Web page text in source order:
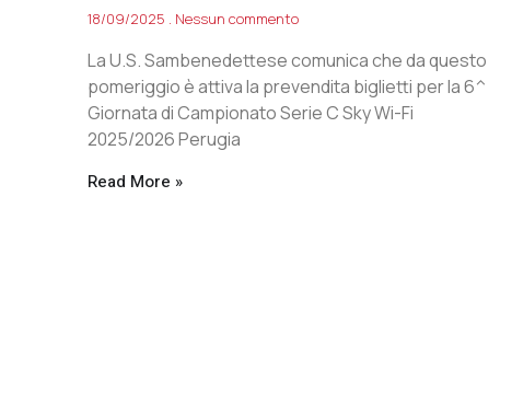
18/09/2025 Nessun commento
La U.S. Sambenedettese comunica che da questo
pomeriggio è attiva la prevendita biglietti per la 6^
Giornata di Campionato Serie C Sky Wi-Fi
2025/2026 Perugia
Read More »